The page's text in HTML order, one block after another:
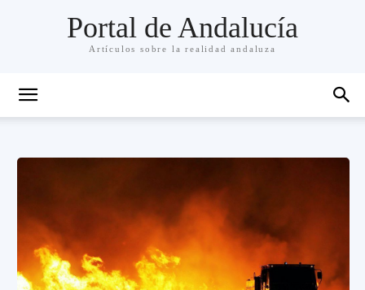
Portal de Andalucía
Artículos sobre la realidad andaluza